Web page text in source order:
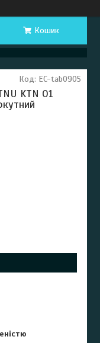
Кошик
KTN 01
Код: EC-tab0905